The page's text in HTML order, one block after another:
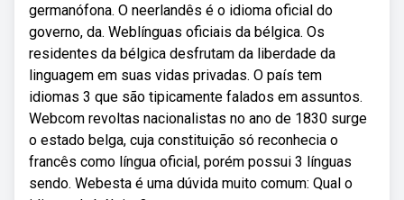
germanófona. O neerlandês é o idioma oficial do
governo, da. Weblínguas oficiais da bélgica. Os
residentes da bélgica desfrutam da liberdade da
linguagem em suas vidas privadas. O país tem
idiomas 3 que são tipicamente falados em assuntos.
Webcom revoltas nacionalistas no ano de 1830 surge
o estado belga, cuja constituição só reconhecia o
francês como língua oficial, porém possui 3 línguas
sendo. Webesta é uma dúvida muito comum: Qual o